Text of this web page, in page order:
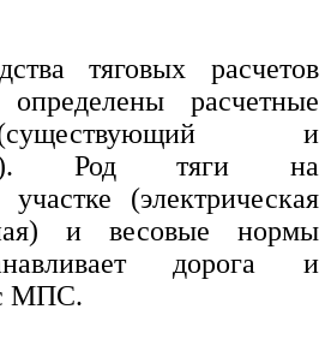
тяговых расчетов
расчетные
и
Род тяги на
(электрическая
и весовые нормы
дорога и
с МПС.